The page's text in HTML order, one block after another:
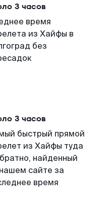
3 часов
время
из Хайфы в
без
3 часов
быстрый прямой
из Хайфы туда
найденный
сайте за
время